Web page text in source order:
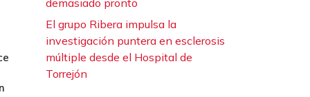
El grupo Ribera impulsa la
investigación puntera en esclerosis
múltiple desde el Hospital de
Torrejón